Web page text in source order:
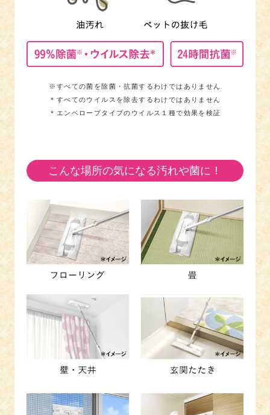
※すべての菌を除菌・抗菌するわけではありません
＊すべてのウイルスを除去するわけではありません
＊エンベロープタイプのウイルス１種で効果を検証
こんな場所の気になる汚れや菌に！